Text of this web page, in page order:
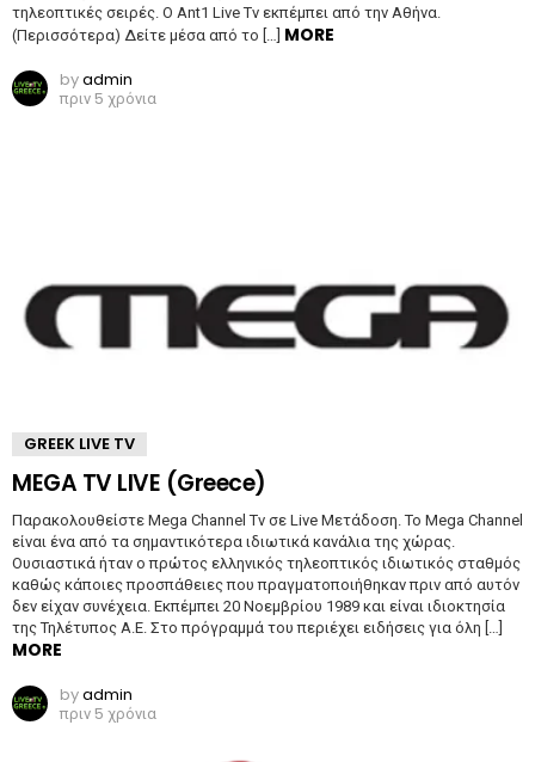
τηλεοπτικές σειρές. Ο Ant1 Live Tv εκπέμπει από την Αθήνα.
(Περισσότερα) Δείτε μέσα από το […] MORE
byadmin
πριν 5 χρόνια
GREEK LIVE TV
MEGA TV LIVE (Greece)
Παρακολουθείστε Mega Channel Tv σε Live Μετάδοση. Το Mega Channel
είναι ένα από τα σημαντικότερα ιδιωτικά κανάλια της χώρας.
Ουσιαστικά ήταν ο πρώτος ελληνικός τηλεοπτικός ιδιωτικός σταθμός
καθώς κάποιες προσπάθειες που πραγματοποιήθηκαν πριν από αυτόν
δεν είχαν συνέχεια. Εκπέμπει 20 Νοεμβρίου 1989 και είναι ιδιοκτησία
της Τηλέτυπος Α.Ε. Στο πρόγραμμά του περιέχει ειδήσεις για όλη […]
MORE
byadmin
πριν 5 χρόνια